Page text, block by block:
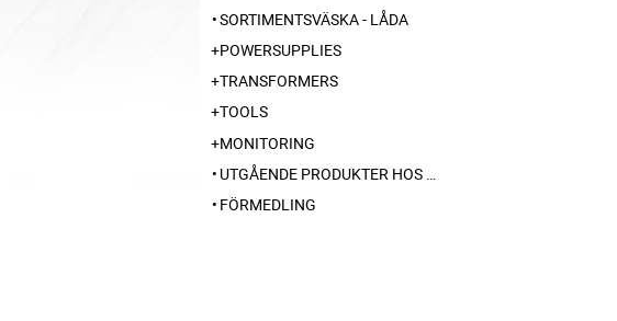
SORTIMENTSVÄSKA - LÅDA
POWERSUPPLIES
TRANSFORMERS
TOOLS
MONITORING
UTGÅENDE PRODUKTER HOS LEVERANTÖR
FÖRMEDLING